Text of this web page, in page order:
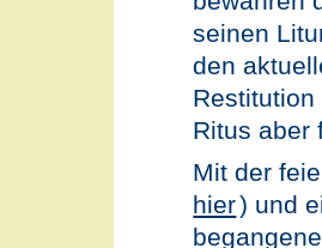
seinen
den
Ritus aber
Mit der
hier) und